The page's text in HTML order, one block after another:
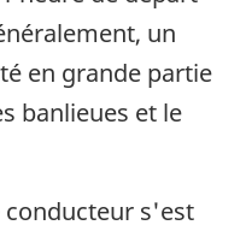
un
en grande partie
banlieues et le
conducteur s'est